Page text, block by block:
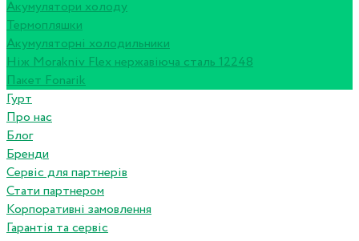
Акумулятори холоду
Термопляшки
Акумуляторні холодильники
Ніж Morakniv Flex нержавіюча сталь 12248
Пакет Fonarik
Гурт
Про нас
Блог
Бренди
Сервіс для партнерів
Стати партнером
Корпоративні замовлення
Гарантія та сервіс